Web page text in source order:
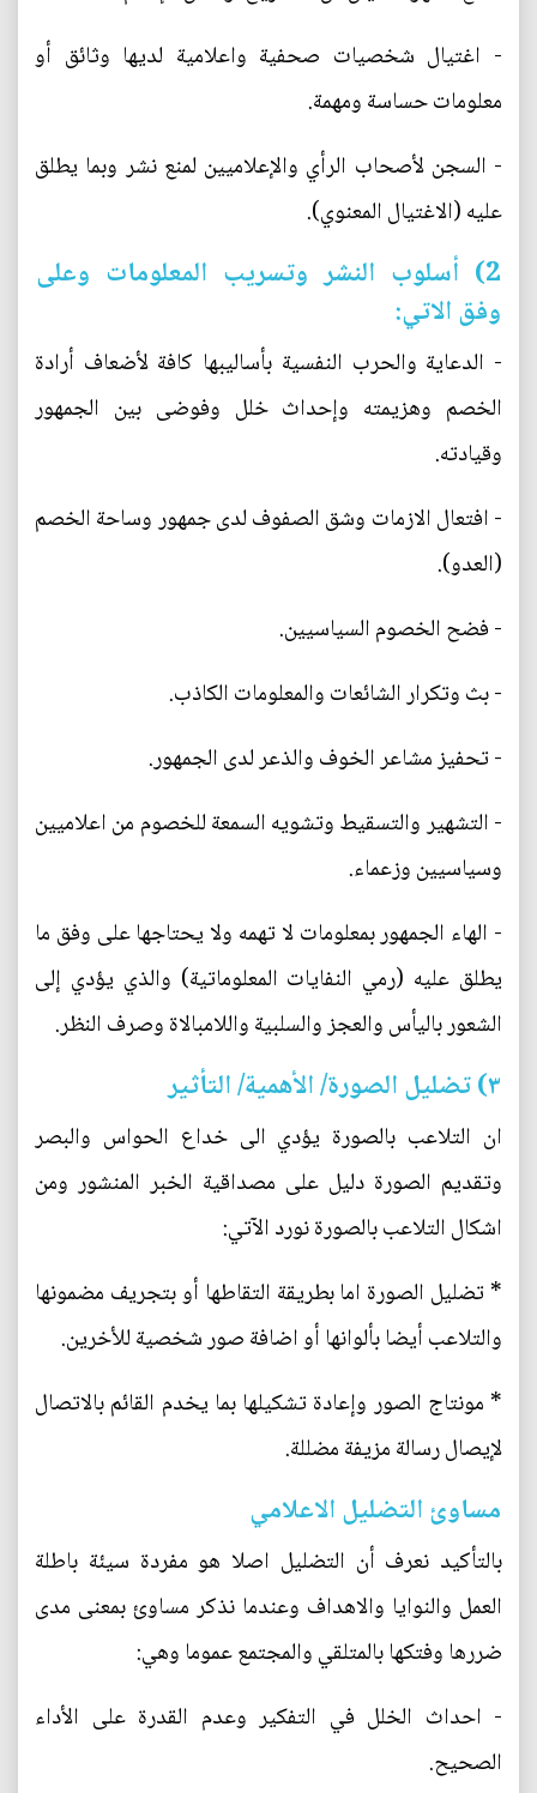
- اغتيال شخصيات صحفية واعلامية لديها وثائق أو
معلومات حساسة ومهمة.
- السجن لأصحاب الرأي والإعلاميين لمنع نشر وبما يطلق
عليه (الاغتيال المعنوي).
2) أسلوب النشر وتسريب المعلومات وعلى
وفق الاتي:
- الدعاية والحرب النفسية بأساليبها كافة لأضعاف أرادة
الخصم وهزيمته وإحداث خلل وفوضى بين الجمهور
وقيادته.
- افتعال الازمات وشق الصفوف لدى جمهور وساحة الخصم
(العدو).
- فضح الخصوم السياسيين.
- بث وتكرار الشائعات والمعلومات الكاذب.
- تحفيز مشاعر الخوف والذعر لدى الجمهور.
- التشهير والتسقيط وتشويه السمعة للخصوم من اعلاميين
وسياسيين وزعماء.
- الهاء الجمهور بمعلومات لا تهمه ولا يحتاجها على وفق ما
يطلق عليه (رمي النفايات المعلوماتية) والذي يؤدي إلى
الشعور باليأس والعجز والسلبية واللامبالاة وصرف النظر.
۳) تضليل الصورة/ الأهمية/ التأثير
ان التلاعب بالصورة يؤدي الى خداع الحواس والبصر
وتقديم الصورة دليل على مصداقية الخبر المنشور ومن
اشكال التلاعب بالصورة نورد الآتي:
* تضليل الصورة اما بطريقة التقاطها أو بتجريف مضمونها
والتلاعب أيضا بألوانها أو اضافة صور شخصية للأخرين.
* مونتاج الصور وإعادة تشكيلها بما يخدم القائم بالاتصال
لإيصال رسالة مزيفة مضللة.
مساوئ التضليل الاعلامي
بالتأكيد نعرف أن التضليل اصلا هو مفردة سيئة باطلة
العمل والنوايا والاهداف وعندما نذكر مساوئ بمعنى مدى
ضررها وفتكها بالمتلقي والمجتمع عموما وهي:
- احداث الخلل في التفكير وعدم القدرة على الأداء
الصحيح.